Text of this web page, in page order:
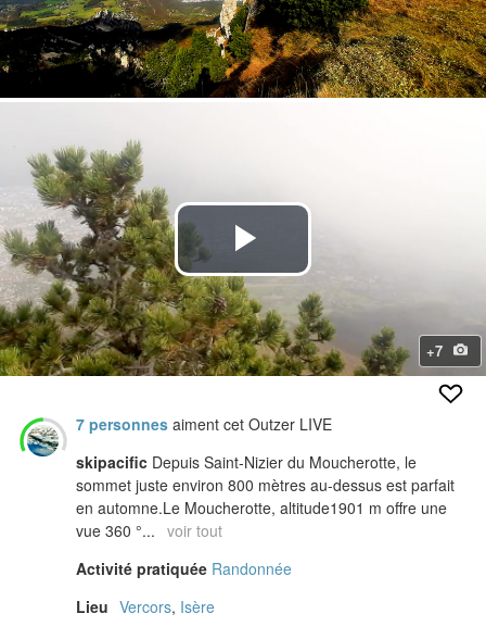
+7
7 personnes aiment cet Outzer LIVE
skipacific Depuis Saint-Nizier du Moucherotte, le
sommet juste environ 800 mètres au-dessus est parfait
en automne.Le Moucherotte, altitude1901 m offre une
vue 360 °... voir tout
Activité pratiquée Randonnée
Lieu Vercors, Isère